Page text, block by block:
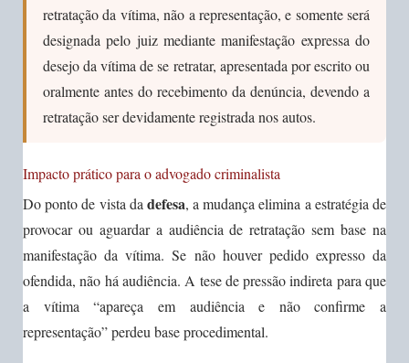
retratação da vítima, não a representação, e somente será
designada pelo juiz mediante manifestação expressa do
desejo da vítima de se retratar, apresentada por escrito ou
oralmente antes do recebimento da denúncia, devendo a
retratação ser devidamente registrada nos autos.
Impacto prático para o advogado criminalista
Do ponto de vista da defesa, a mudança elimina a estratégia de
provocar ou aguardar a audiência de retratação sem base na
manifestação da vítima. Se não houver pedido expresso da
ofendida, não há audiência. A tese de pressão indireta para que
a vítima “apareça em audiência e não confirme a
representação” perdeu base procedimental.